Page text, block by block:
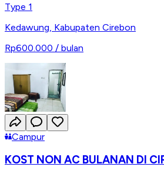
Type 1
Kedawung Kabupaten Cirebon
Rp600.000 / bulan
Campur
KOST NON AC BULANAN DI